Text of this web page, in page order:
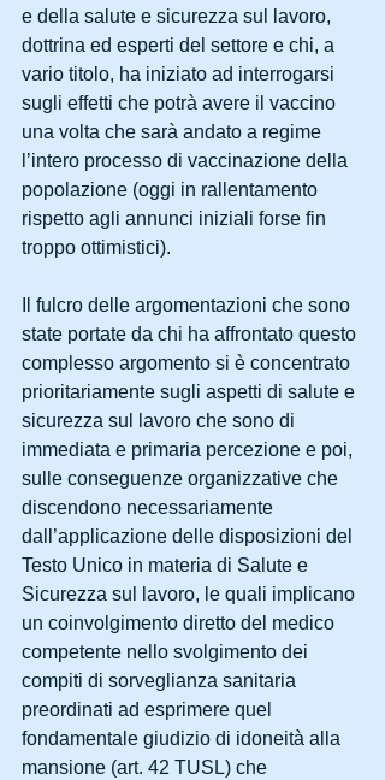
e della salute e sicurezza sul lavoro,
dottrina ed esperti del settore e chi, a
vario titolo, ha iniziato ad interrogarsi
sugli effetti che potrà avere il vaccino
una volta che sarà andato a regime
l’intero processo di vaccinazione della
popolazione (oggi in rallentamento
rispetto agli annunci iniziali forse fin
troppo ottimistici).
Il fulcro delle argomentazioni che sono
state portate da chi ha affrontato questo
complesso argomento si è concentrato
prioritariamente sugli aspetti di salute e
sicurezza sul lavoro che sono di
immediata e primaria percezione e poi,
sulle conseguenze organizzative che
discendono necessariamente
dall’applicazione delle disposizioni del
Testo Unico in materia di Salute e
Sicurezza sul lavoro, le quali implicano
un coinvolgimento diretto del medico
competente nello svolgimento dei
compiti di sorveglianza sanitaria
preordinati ad esprimere quel
fondamentale giudizio di idoneità alla
mansione (art. 42 TUSL) che